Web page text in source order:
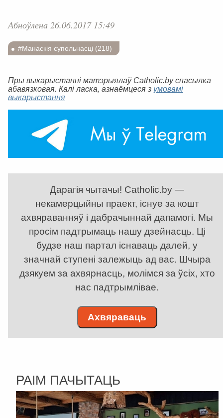
Абноўлена 26.06.2017 15:49
#Манаскія супольнасці (218)
Пры выкарыстанні матэрыялаў Catholic.by спасылка
абавязковая. Калі ласка, азнаёмцеся з умовамі
выкарыстання
Дарагія чытачы! Catholic.by —
некамерцыйны праект, існуе за кошт
ахвяраванняў і дабрачыннай дапамогі. Мы
просім падтрымаць нашу дзейнасць. Ці
будзе наш партал існаваць далей, у
значнай ступені залежыць ад вас. Шчыра
дзякуем за ахвярнасць, молімся за ўсіх, хто
нас падтрымлівае.
Ахвяраваць
РАІМ ПАЧЫТАЦЬ